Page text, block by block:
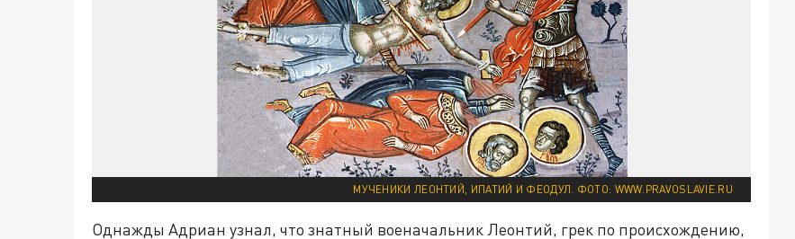
МУЧЕНИКИ ЛЕОНТИЙ, ИПАТИЙ И ФЕОДУЛ. ФОТО: WWW.PRAVOSLAVIE.RU
Однажды Адриан узнал, что знатный военачальник Леонтий, грек по происхождению,